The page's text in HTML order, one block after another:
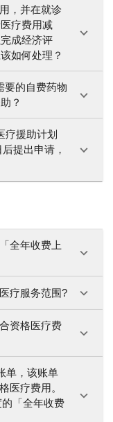
，并在就诊
疗费用减
成经济评
如何处理？
要的自费药物
？
疗援助计划
提出申请，
全年收费上
疗服务范围?
资格医疗费
单，该账单
医疗费用。
「全年收费